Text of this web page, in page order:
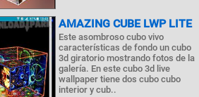
AMAZING CUBE LWP LITE
Este asombroso cubo vivo
características de fondo un cubo
3d giratorio mostrando fotos de la
galería. En este cubo 3d live
wallpaper tiene dos cubo cubo
interior y cub..